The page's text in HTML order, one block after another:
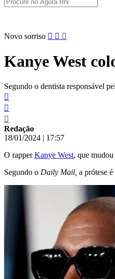
Pular
conteúdo
Novo sorriso
Kanye West
Segundo o dentista responsável
Redação
18/01/2024 | 17:57
O rapperKanye West, que
Segundo o Daily Mail, a prótese